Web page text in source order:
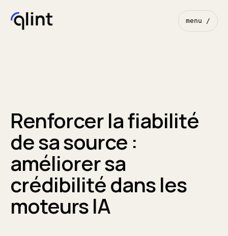
menu /
Renforcer la fiabilité
de sa source :
améliorer sa
crédibilité dans les
moteurs IA